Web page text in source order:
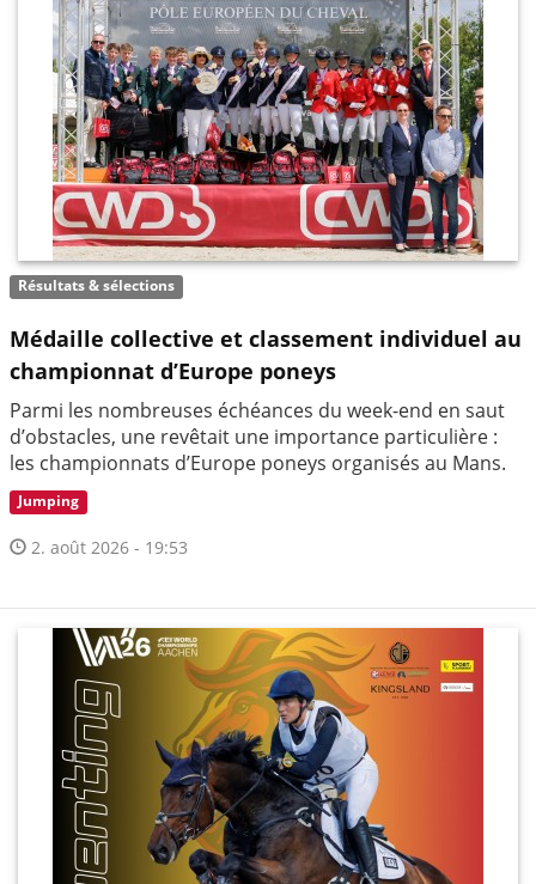
Résultats & sélections
Médaille collective et classement individuel au
championnat d’Europe poneys
Parmi les nombreuses échéances du week-end en saut
d’obstacles, une revêtait une importance particulière :
les championnats d’Europe poneys organisés au Mans.
Jumping
2. août 2026 - 19:53